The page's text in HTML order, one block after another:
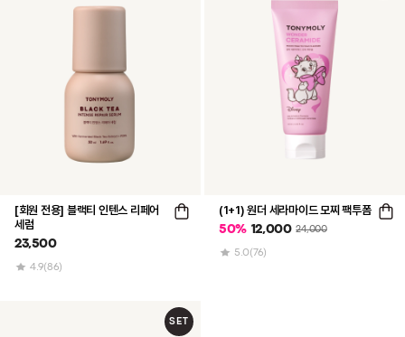
[회원 전용] 블랙티 인텐스 리페어
세럼
23,500
4.9(86)
(1+1) 원더 세라마이드 모찌 팩투폼
50% 12,000 24,000
5.0 (76)
SET